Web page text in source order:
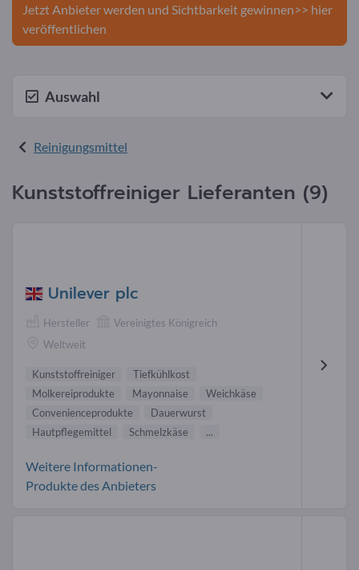
Jetzt Anbieter werden und Sichtbarkeit gewinnen>> hier
veröffentlichen
Auswahl
Reinigungsmittel
Kunststoffreiniger Lieferanten (9)
Unilever plc
Hersteller
Vereinigtes Königreich
Weltweit
Kunststoffreiniger
Tiefkühlkost
Molkereiprodukte
Mayonnaise
Weichkäse
Convenienceprodukte
Dauerwurst
Hautpflegemittel
Schmelzkäse ...
Weitere Informationen-
Produkte des Anbieters